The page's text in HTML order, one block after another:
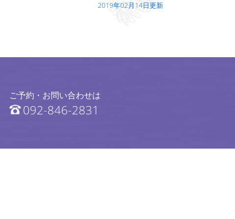
2019年02月14日更新
ご予約・お問い合わせは
092-846-2831